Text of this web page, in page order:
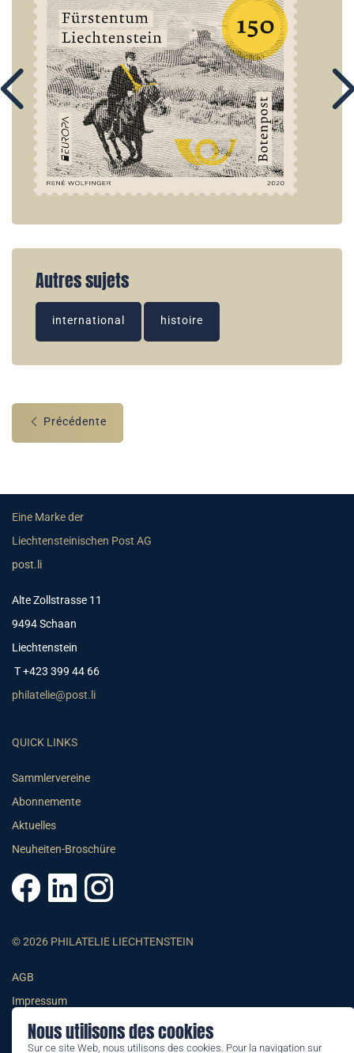
Nous utilisons des cookies
Sur ce site Web, nous utilisons des cookies. Pour la navigation sur
Autres sujets
international histoire
Précédente
Eine Marke der
Liechtensteinischen Post AG
post.li
Alte Zollstrasse 11
9494 Schaan
Liechtenstein
T +423 399 44 66
philatelie@post.li
QUICK LINKS
Sammlervereine
Abonnemente
Aktuelles
Neuheiten-Broschüre
© 2026 PHILATELIE LIECHTENSTEIN
AGB
Impressum
Datenschutzerklärung